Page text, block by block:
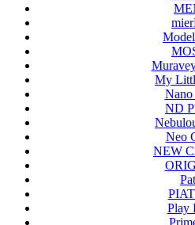
My
ND
Neo
NEW
Play